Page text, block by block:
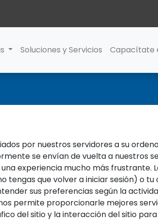
Soluciones y Servicios Capacítate
por nuestros servidores a su
se envían de vuelta a nuestros
experiencia mucho más frustrante.
tengas que volver a iniciar sesión) o
sus preferencias según la
permite proporcionarle mejores
del sitio y la interacción del sitio